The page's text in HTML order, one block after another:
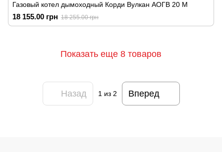
Газовый котел дымоходный Корди Вулкан АОГВ 20 М
18 155.00 грн 18 255.00 грн
Показать еще 8 товаров
Назад 1 из 2 Вперед